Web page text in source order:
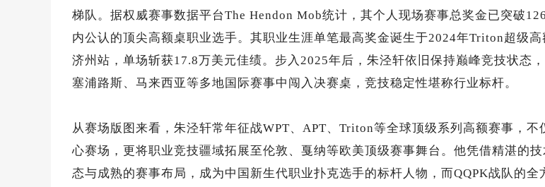
梯队。据权威赛事数据平台The Hendon Mob统计，其个人现场赛事总奖金已突破
内公认的顶尖高额桌职业选手。其职业生涯单笔最高奖金诞生于2024年Triton超级高
济州站，单场斩获17.8万美元佳绩。步入2025年后，朱泾轩依旧保持巅峰竞技状态，
塞浦路斯、马来西亚等多地国际赛事中闯入决赛桌，竞技稳定性堪称行业标杆。
从赛场版图来看，朱泾轩常年征战WPT、APT、Triton等全球顶级系列高额赛事，不
心赛场，更将职业竞技疆域拓展至伦敦、戛纳等欧美顶级赛事舞台。他凭借精湛的
态与成熟的赛事布局，成为中国新生代职业扑克选手的标杆人物，而QQPK战队的全